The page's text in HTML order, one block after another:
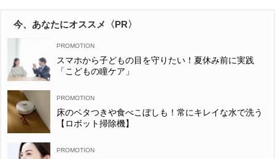
今、あなたにオススメ〈PR〉
スマホから子どもの目を守りたい！夏休み前に実践
「こどもの瞳ケア」
床のベタつきや食べこぼしも！常にキレイな水で洗う
【ロボット掃除機】